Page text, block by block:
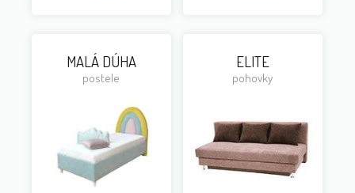
MALÁ DÚHA
postele
ELITE
pohovky